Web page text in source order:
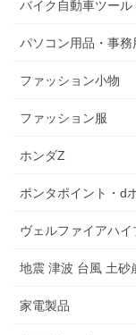
バイク自動車ツール
パソコン用品・事務
ファッション小物
ファッション服
ホンダZ
ポンタポイント・d
ヴェルファイアハ
地震 津波 台風 土砂
家電製品